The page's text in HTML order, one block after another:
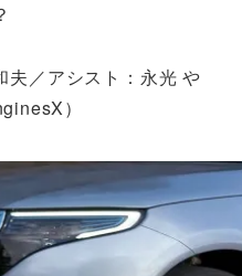
夫／アシスト：永光 や
）